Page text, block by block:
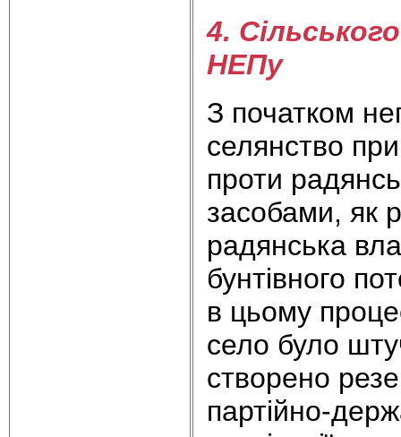
4.
НЕПу
З початком
селянство
проти
засобами, як
радянська
бунтівного
в цьому
село було
створено
партійно-